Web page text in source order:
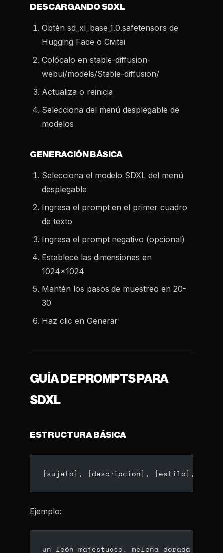
DESCARGANDO SDXL
Obtén sd_xl_base_1.0.safetensors de
Hugging Face o Civitai
Colócalo en stable-diffusion-
webui/models/Stable-diffusion/
Actualiza o reinicia
Selecciona del menú desplegable de
modelos
GENERACIÓN BÁSICA
Selecciona el modelo SDXL del menú
desplegable
Ingresa el prompt en el primer cuadro
de texto
Ingresa el prompt negativo (opcional)
Establece las dimensiones en
1024x1024
Mantén los pasos de muestreo en 20-
30
Haz clic en Generar
GUÍA DE PROMPTS PARA
SDXL
ESTRUCTURA BÁSICA
[sujeto], [descripción], [estilo],
Ejemplo:
un león majestuoso, melena dorada